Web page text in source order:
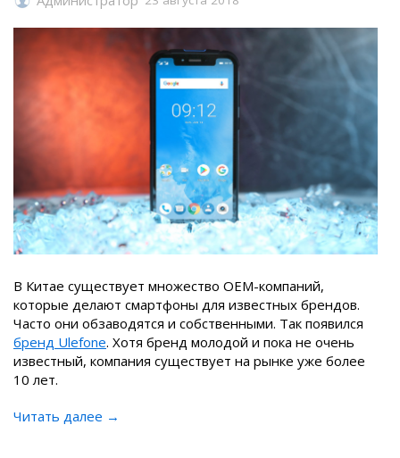
В Китае существует множество OEM-компаний,
которые делают смартфоны для известных брендов.
Часто они обзаводятся и собственными. Так появился
бренд Ulefone. Хотя бренд молодой и пока не очень
известный, компания существует на рынке уже более
10 лет.
Читать далее →